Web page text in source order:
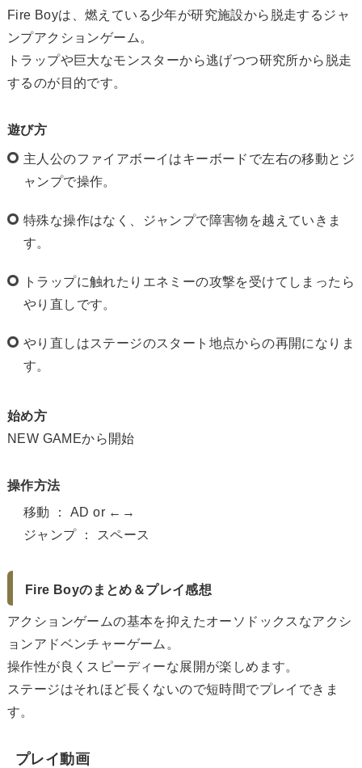
Fire Boyは、燃えている少年が研究施設から脱走するジャ
ンプアクションゲーム。
トラップや巨大なモンスターから逃げつつ研究所から脱走
するのが目的です。
遊び方
主人公のファイアボーイはキーボードで左右の移動とジ
ャンプで操作。
特殊な操作はなく、ジャンプで障害物を越えていきま
す。
トラップに触れたりエネミーの攻撃を受けてしまったら
やり直しです。
やり直しはステージのスタート地点からの再開になりま
す。
始め方
NEW GAMEから開始
操作方法
移動 ： AD or ←→
ジャンプ ： スペース
Fire Boyのまとめ＆プレイ感想
アクションゲームの基本を抑えたオーソドックスなアクシ
ョンアドベンチャーゲーム。
操作性が良くスピーディーな展開が楽しめます。
ステージはそれほど長くないので短時間でプレイできま
す。
プレイ動画